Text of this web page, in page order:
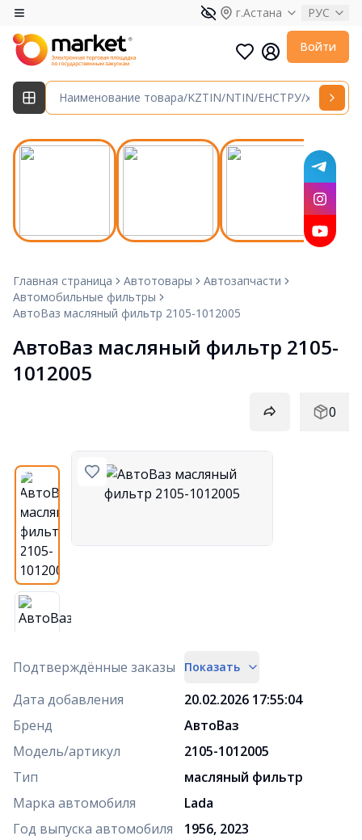
г.Астана РУС
Войти
Главная страница Автотовары
Автозапчасти
Автомобильные фильтры
АвтоВаз масляный фильтр 2105-1012005
АвтоВаз масляный фильтр 2105-
1012005
0
Подтверждённые заказы Показать
Дата добавления
20.02.2026 17:55:04
Бренд
АвтоВаз
Модель/артикул
2105-1012005
Тип
масляный фильтр
Марка автомобиля
Lada
Год выпуска автомобиля
1956, 2023